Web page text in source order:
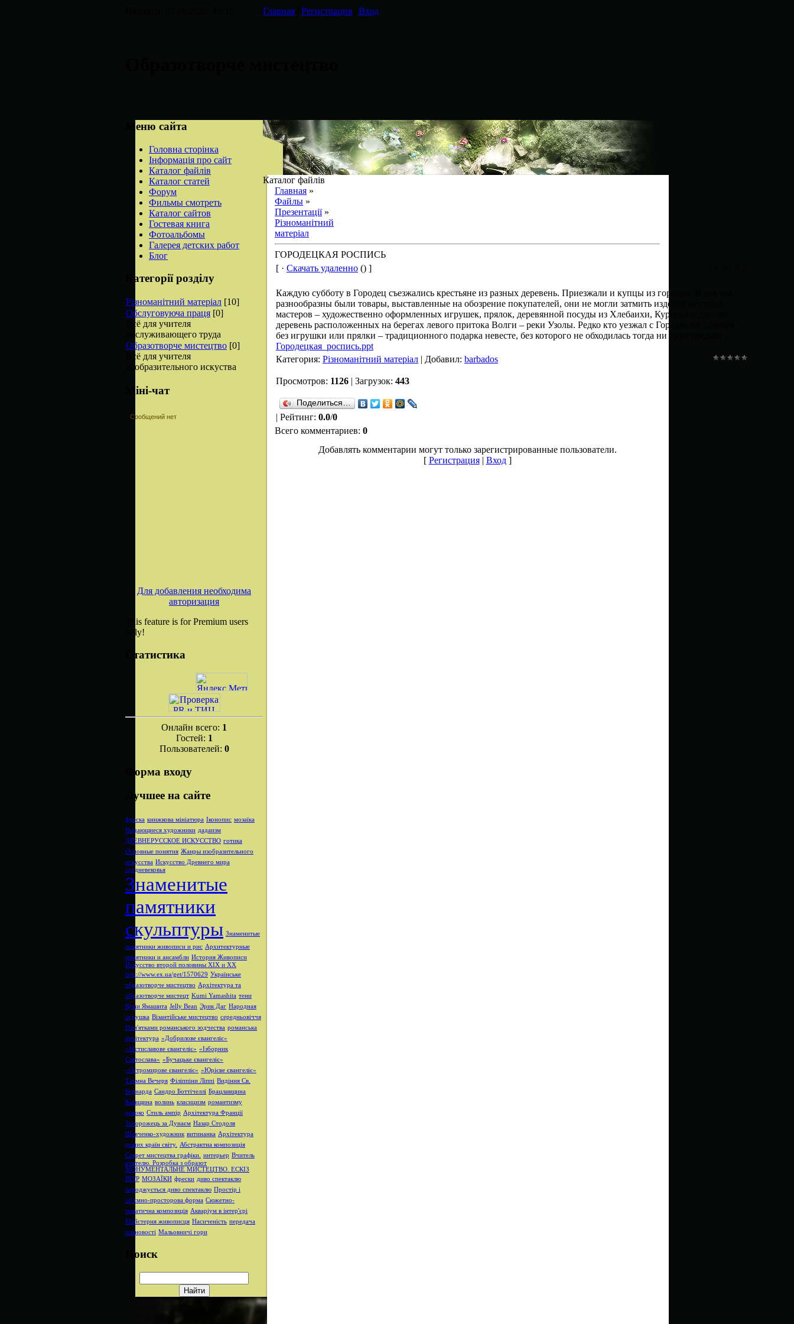
Главная Регистрация Вход
Меню сайта
Головна сторінка
Інформація про сайт
Каталог файлів
Каталог статей
Форум
Фильмы смотреть
Каталог сайтов
Гостевая книга
Фотоальбомы
Галерея детских работ
Блог
Категорії розділу
Різноманітний матеріал [10]
Обслуговуюча праця [0]
Всё для учителя
обслуживающего труда
Образотворче мистецтво [0]
Всё для учителя
изобразительного искуства
Міні-чат
Для добавления необходима
авторизация
This feature is for Premium users
only!
Статистика
Онлайн всего: 1
Гостей: 1
Пользователей: 0
Форма входу
Лучшее на сайте
фреска книжкова мініатюра Іконопис мозаїка
Выдающиеся художники дадаизм
ДРЕВНЕРУССКОЕ ИСКУССТВО готика
Основные понятия Жанры изобразительного
искусства Искусство Древнего мира
средневековья
Знаменитые
памятники
скульптуры Знаменитые
памятники живописи и рис Архитектурные
памятники и ансамбли История Живописи
Искусство второй половины XIX и XX
http://www.ex.ua/get/1570629 Українське
образотворче мистецтво Архітектура та
образотворче мистецт Kumi Yamashita тени
Куми Ямашита Jelly Bean Эрик Даг Народная
игрушка Візантійське мистецтво середньовіччя
Пам'ятками романського зодчества романська
архітектура «Добрилове євангеліє»
«Мстиславове євангеліє» «Ізборник
Святослава» «Бучацьке євангеліє»
«Остромирове євангеліє» «Юрієве євангеліє»
Таємна Вечеря Філіппіни Ліппі Видіння Св.
Бернарда Сандро Боттічеллі Брацлавщина
Київщина волинь класицизм романтизму
рококо Стиль ампір Архітектура Франції
Запорожець за Дунаєм Назар Стодоля
Шевченко-художник витинанка Архітектура
різних країн світу.
Абстрактна композиція
Секрет мистецтва графіки.
интерьер Вчитель
вчителю. Розробка з образот
МОНУМЕНТАЛЬНЕ МИСТЕЦТВО. ЕСКІЗ
ВІТР МОЗАЇКИ фрески диво спектаклю
народжується диво спектаклю Простір і
об'ємно-просторова форма Сюжетно-
тематична композиція Акваріум в інтер'єрі
Майстерня живописця Насиченість передача
плановості Мальовничі гори
Поиск
Каталог файлів
Главная »
Файлы »
Презентації»
Різноманітний
матеріал
ГОРОДЕЦКАЯ РОСПИСЬ
[ · Скачать удаленно () ]
Каждую субботу в Городец съезжались крестьяне из разных деревень. Приезжали и купцы из городов. И как нм
разнообразны были товары, выставленные на обозрение покупателей, они не могли затмить изделия местных
мастеров – художественно оформленных игрушек, прялок, деревянной посуды из Хлебаихи, Курцева и других
деревень расположенных на берегах левого притока Волги – реки Узолы. Редко кто уезжал с Городецкого базара
без игрушки или прялки – традиционного подарка невесте, без которого не обходилась тогда ни одна свадьба
Городецкая_роспись.ppt
Категория: Різноманітний матеріал | Добавил: barbados
Просмотров: 1126 | Загрузок: 443
Поделиться…
| Рейтинг: 0.0/0
Всего комментариев: 0
Добавлять комментарии могут только зарегистрированные пользователи.
[ Регистрация| Вход]